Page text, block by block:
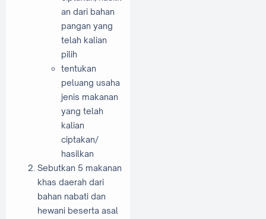
an dari bahan
pangan yang
telah kalian
pilih
tentukan
peluang usaha
jenis makanan
yang telah
kalian
ciptakan/
hasilkan
Sebutkan 5 makanan
khas daerah dari
bahan nabati dan
hewani beserta asal